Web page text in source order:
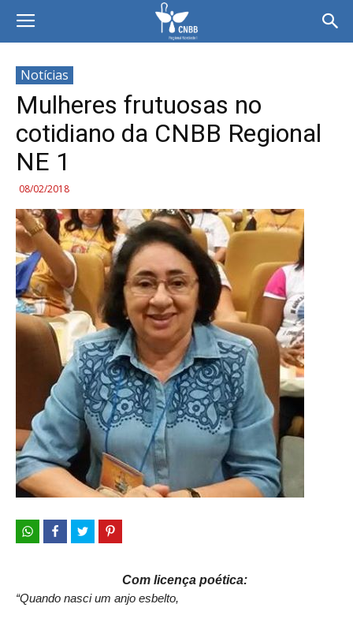
Notícias
Mulheres frutuosas no
cotidiano da CNBB Regional
NE 1
08/02/2018
Com licença poética:
“Quando nasci um anjo esbelto,